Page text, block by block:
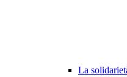
La